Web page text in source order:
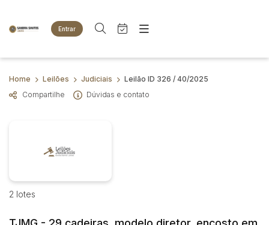
Entrar
Criar conta Entrar
Site
Agenda
Quem Somos
Imóveis
Veículos
Busca por palavra-chave
Bairro
Home
Quem Somos
Home Leilões Judiciais
Leilão ID 326 / 40/2025
Compartilhe
Dúvidas e contato
2 lotes